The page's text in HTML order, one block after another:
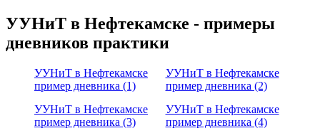
УУНиТ в Нефтекамске - примеры
дневников практики
УУНиТ в Нефтекамске
пример дневника (1)
УУНиТ в Нефтекамске
пример дневника (2)
УУНиТ в Нефтекамске
пример дневника (3)
УУНиТ в Нефтекамске
пример дневника (4)